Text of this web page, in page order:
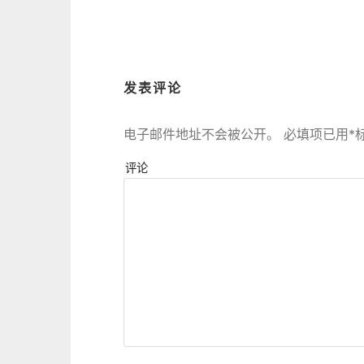
发表评论
电子邮件地址不会被公开。 必填项已用 *
评论